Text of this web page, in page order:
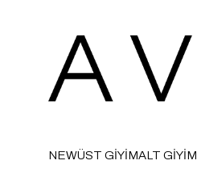
NEWÜST GİYİMALT GİYİM